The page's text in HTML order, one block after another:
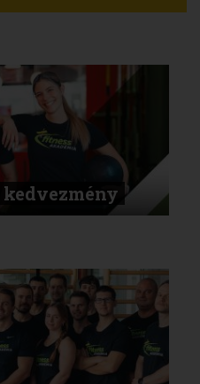
kedvezmény